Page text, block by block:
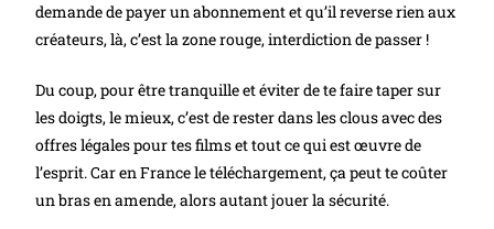
demande de payer un abonnement et qu’il reverse rien aux
créateurs, là, c’est la zone rouge, interdiction de passer !
Du coup, pour être tranquille et éviter de te faire taper sur
les doigts, le mieux, c’est de rester dans les clous avec des
offres légales pour tes films et tout ce qui est œuvre de
l’esprit. Car en France le téléchargement, ça peut te coûter
un bras en amende, alors autant jouer la sécurité.